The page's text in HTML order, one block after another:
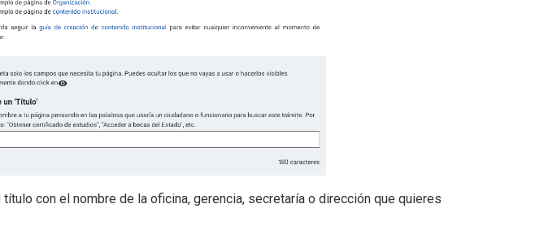
con el nombre de la oficina, gerencia, secretaría o dirección que quieres